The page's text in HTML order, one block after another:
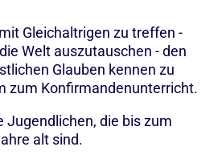
Gleichaltrigen zu treffen -
Welt auszutauschen - den
Glauben kennen zu
zum Konfirmandenunterricht.
Jugendlichen, die bis zum
alt sind.